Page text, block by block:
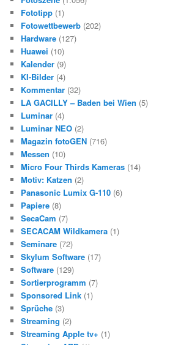
Fototipp (1)
Fotowettbewerb (202)
Hardware (127)
Huawei (10)
Kalender (9)
KI-Bilder (4)
Kommentar (32)
LA GACILLY – Baden bei Wien (5)
Luminar (4)
Luminar NEO (2)
Magazin fotoGEN (716)
Messen (10)
Micro Four Thirds Kameras (14)
Motiv: Katzen (2)
Panasonic Lumix G-110 (6)
Papiere (8)
SecaCam (7)
SECACAM Wildkamera (1)
Seminare (72)
Skylum Software (17)
Software (129)
Sortierprogramm (7)
Sponsored Link (1)
Sprüche (3)
Streaming (2)
Streaming Apple tv+ (1)